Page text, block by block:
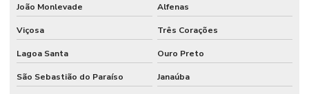
João Monlevade Alfenas
Viçosa Três Corações
Lagoa Santa Ouro Preto
São Sebastião do Paraíso Janaúba